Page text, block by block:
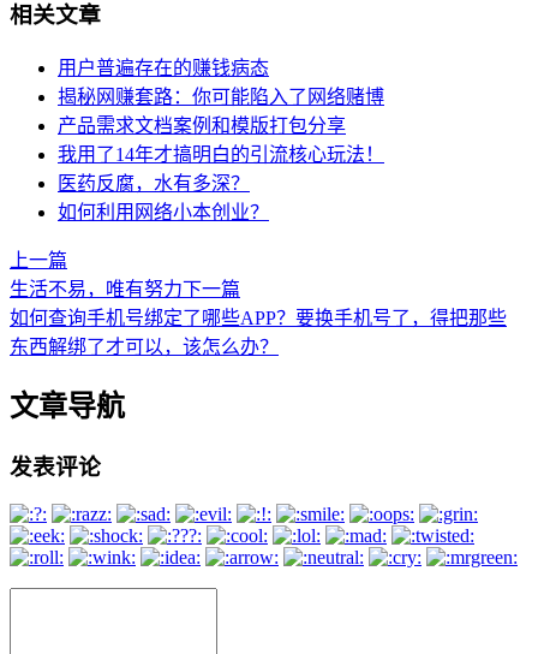
相关文章
用户普遍存在的赚钱病态
揭秘网赚套路：你可能陷入了网络赌博
产品需求文档案例和模版打包分享
我用了14年才搞明白的引流核心玩法！
医药反腐，水有多深？
如何利用网络小本创业？
上一篇
生活不易，唯有努力下一篇
如何查询手机号绑定了哪些APP？要换手机号了，得把那些
东西解绑了才可以，该怎么办？
文章导航
发表评论